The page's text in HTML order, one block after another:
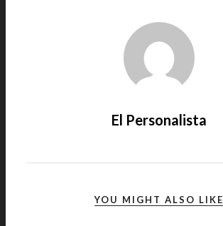
El Personalista
YOU MIGHT ALSO LIKE